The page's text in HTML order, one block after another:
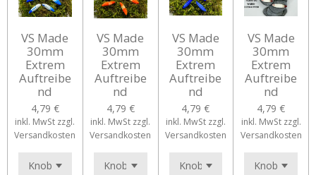
VS Made
30mm
Extrem
Auftreibe
nd
4,79 €
inkl. MwSt zzgl.
Versandkosten
VS Made
30mm
Extrem
Auftreibe
nd
4,79 €
inkl. MwSt zzgl.
Versandkosten
VS Made
30mm
Extrem
Auftreibe
nd
4,79 €
inkl. MwSt zzgl.
Versandkosten
VS Made
30mm
Extrem
Auftreibe
nd
4,79 €
inkl. MwSt zzgl.
Versandkosten